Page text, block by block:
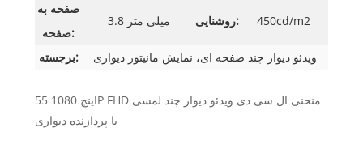
صفحه به
صفحه:
3.8 میلی متر روشنایی: 450cd/m2
برجسته: ویدئو دیوار چند صفحه ای، نمایش مانیتور دیواری
55 اینچ 1080P FHD منحنی ال سی دی ویدئو دیوار چند لمسی
با پردازنده دیواری